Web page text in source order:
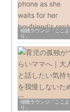
傾聴ラウンジ「ここよ
り」
傾聴ラウンジ「ここよ
り」